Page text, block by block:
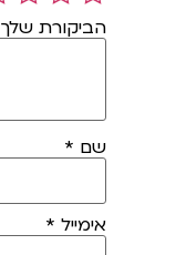
הביקורת שלך
שם *
אימייל *